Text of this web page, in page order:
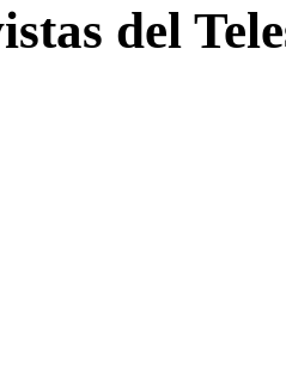
del